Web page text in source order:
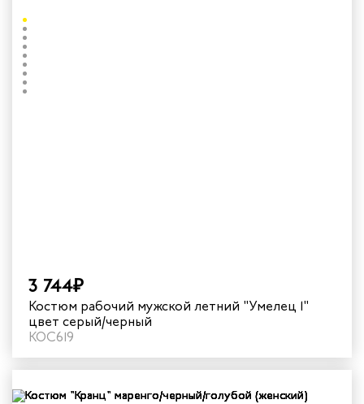
3 744₽
Костюм рабочий мужской летний "Умелец 1"
цвет серый/черный
КОС619